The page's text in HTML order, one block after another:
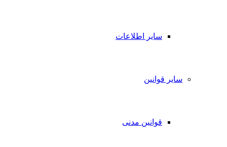
سایر اطلاعات
سایر قوانین
قوانین مدنی